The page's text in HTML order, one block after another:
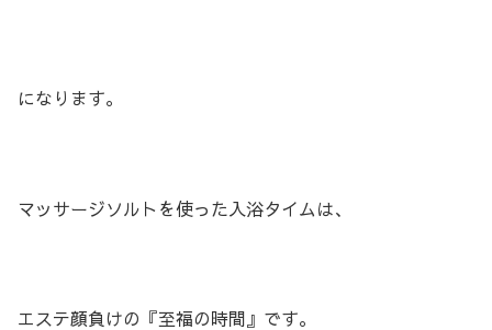
になります。
マッサージソルトを使った入浴タイムは、
エステ顔負けの『至福の時間』です。